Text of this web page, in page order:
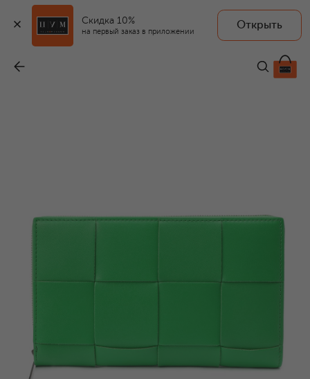
Скидка 10%
на первый заказ в приложении
Открыть
99 450 ₽